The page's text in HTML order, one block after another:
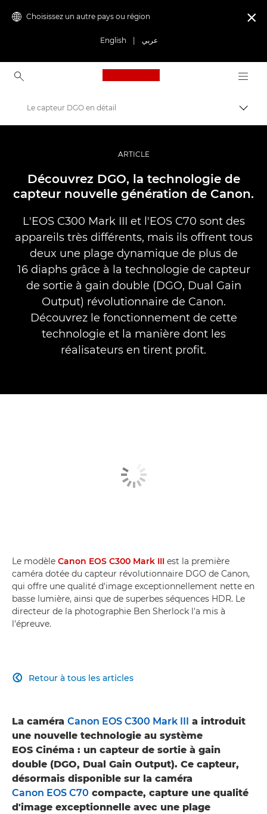
Choisissez un autre pays ou région
English عربي

Canon Logo, back to
Vidéo et photographie professionnelles
Histoires
Le capteur DGO en détail
ARTICLE
Découvrez DGO, la technologie de
capteur nouvelle génération de Canon.
L'EOS C300 Mark III et l'EOS C70 sont des
appareils très différents, mais ils offrent tous
deux une plage dynamique de plus de
16 diaphs grâce à la technologie de capteur
de sortie à gain double (DGO, Dual Gain
Output) révolutionnaire de Canon.
Découvrez le fonctionnement de cette
technologie et la manière dont les
réalisateurs en tirent profit.
Le modèle Canon EOS C300 Mark III est la première
caméra dotée du capteur révolutionnaire DGO de Canon,
qui offre une qualité d'image exceptionnellement nette en
basse lumière, ainsi que de superbes séquences HDR. Le
directeur de la photographie Ben Sherlock l'a mis à
l'épreuve.
Retour à tous les articles

La caméra Canon EOS C300 Mark III a introduit
une nouvelle technologie au système
EOS Cinéma : un capteur de sortie à gain
double (DGO, Dual Gain Output). Ce capteur,
désormais disponible sur la caméra
Canon EOS C70 compacte, capture une qualité
d'image exceptionnelle avec une plage